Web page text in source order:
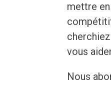
mettre
vous
Nous